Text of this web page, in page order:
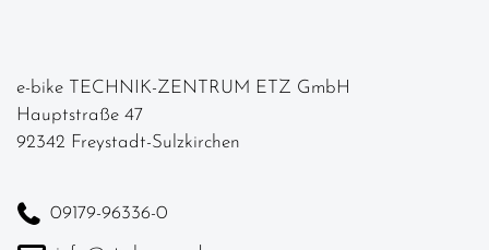
e-bike TECHNIK-ZENTRUM ETZ GmbH
Hauptstraße 47
92342 Freystadt-Sulzkirchen
09179-96336-0